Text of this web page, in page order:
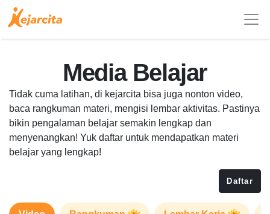
Media Belajar
Tidak cuma latihan, di kejarcita bisa juga nonton video,
baca rangkuman materi, mengisi lembar aktivitas. Pastinya
bikin pengalaman belajar semakin lengkap dan
menyenangkan! Yuk daftar untuk mendapatkan materi
belajar yang lengkap!
Daftar